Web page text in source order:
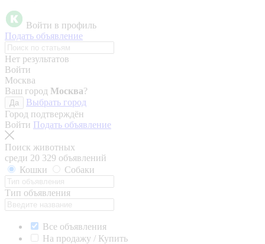
Войти в профиль
Подать объявление
Нет результатов
Войти
Москва
Ваш город Москва?
Да
Выбрать город
Город подтверждён
Войти Подать объявление
Поиск животных
среди 20 329 объявлений
Кошки
Собаки
Тип объявления
Все объявления
На продажу / Купить